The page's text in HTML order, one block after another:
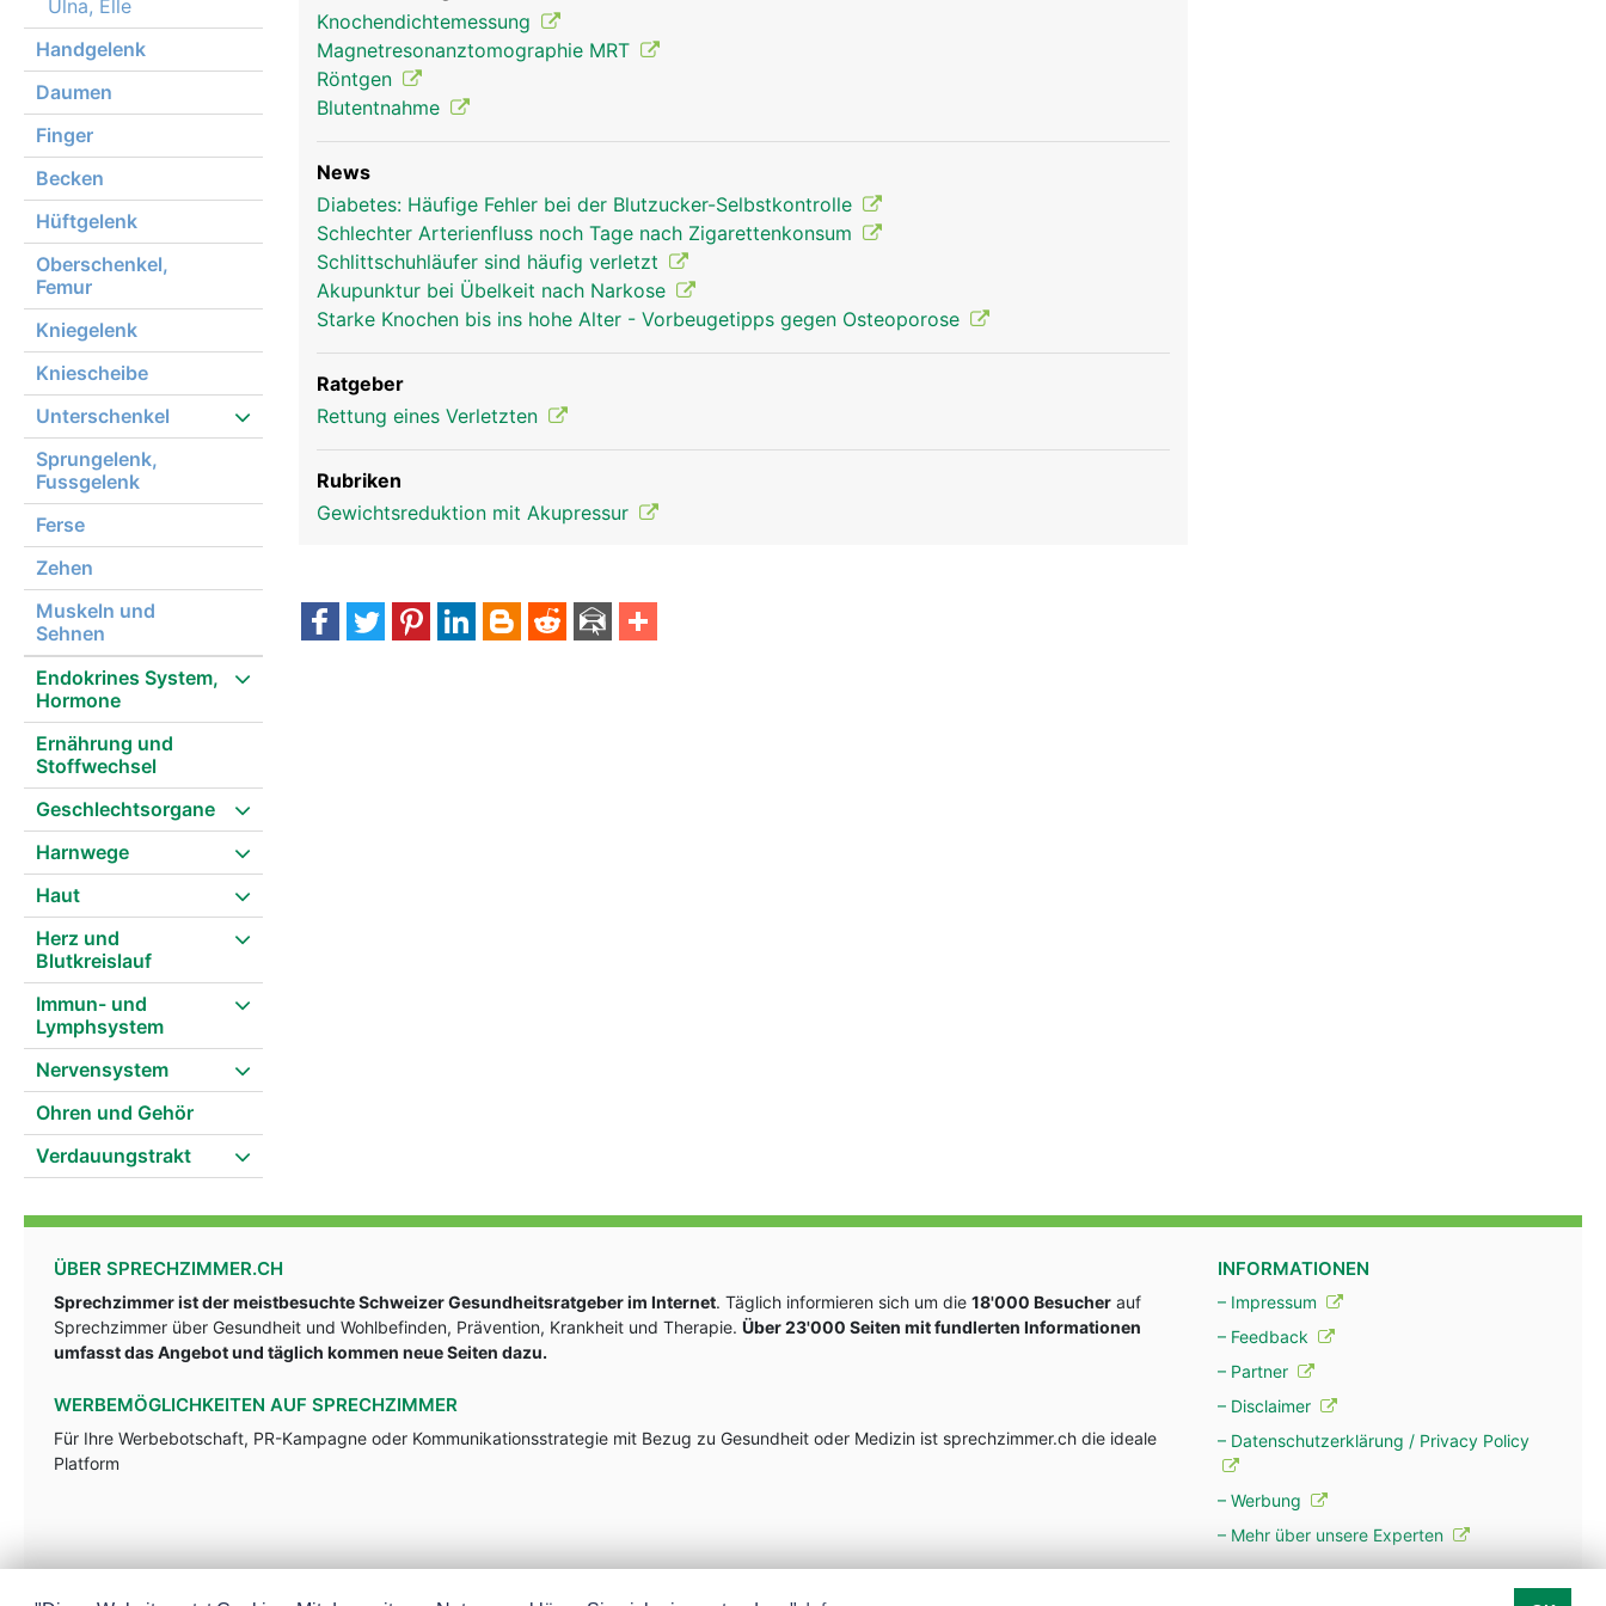
Ulna, Elle
Handgelenk
Daumen
Finger
Becken
Hüftgelenk
Oberschenkel,
Femur
Kniegelenk
Kniescheibe
Unterschenkel
Sprungelenk,
Fussgelenk
Ferse
Zehen
Muskeln und
Sehnen
Endokrines System,
Hormone
Ernährung und
Stoffwechsel
Geschlechtsorgane
Harnwege
Haut
Herz und
Blutkreislauf
Immun- und
Lymphsystem
Nervensystem
Ohren und Gehör
Verdauungstrakt
Knochendichtemessung
Magnetresonanztomographie MRT
Röntgen
Blutentnahme
News
Diabetes: Häufige Fehler bei der Blutzucker-Selbstkontrolle
Schlechter Arterienfluss noch Tage nach Zigarettenkonsum
Schlittschuhläufer sind häufig verletzt
Akupunktur bei Übelkeit nach Narkose
Starke Knochen bis ins hohe Alter - Vorbeugetipps gegen Osteoporose
Ratgeber
Rettung eines Verletzten
Rubriken
Gewichtsreduktion mit Akupressur
ÜBER SPRECHZIMMER.CH
Sprechzimmer ist der meistbesuchte Schweizer Gesundheitsratgeber im Internet. Täglich informieren sich um die 18'000 Besucher auf
Sprechzimmer über Gesundheit und Wohlbefinden, Prävention, Krankheit und Therapie. Über 23'000 Seiten mit fundlerten Informationen
umfasst das Angebot und täglich kommen neue Seiten dazu.
WERBEMÖGLICHKEITEN AUF SPRECHZIMMER
Für Ihre Werbebotschaft, PR-Kampagne oder Kommunikationsstrategie mit Bezug zu Gesundheit oder Medizin ist sprechzimmer.ch die ideale
Platform
INFORMATIONEN
– Impressum
– Feedback
– Partner
– Disclaimer
– Datenschutzerklärung / Privacy Policy
– Werbung
– Mehr über unsere Experten